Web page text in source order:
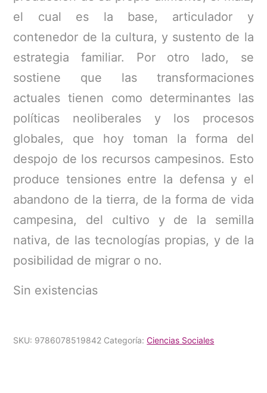
el cual es la base, articulador y
contenedor de la cultura, y sustento de la
estrategia familiar. Por otro lado, se
sostiene que las transformaciones
actuales tienen como determinantes las
políticas neoliberales y los procesos
globales, que hoy toman la forma del
despojo de los recursos campesinos. Esto
produce tensiones entre la defensa y el
abandono de la tierra, de la forma de vida
campesina, del cultivo y de la semilla
nativa, de las tecnologías propias, y de la
posibilidad de migrar o no.
Sin existencias
SKU: 9786078519842 Categoría:Ciencias Sociales